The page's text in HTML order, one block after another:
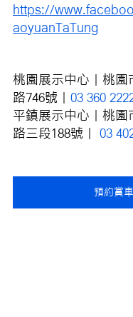
https://
aoyuanTaTung
桃園展示中心｜桃園
路746號｜ 03 360
平鎮展示中心｜桃園
路三段188號｜ 03
預約賞車